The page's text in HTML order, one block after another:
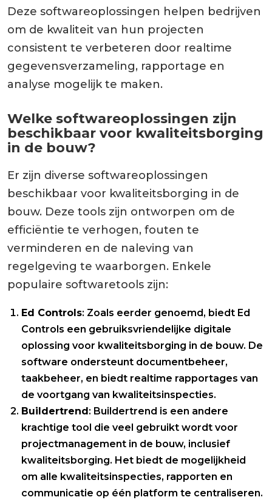
Deze softwareoplossingen helpen bedrijven
om de kwaliteit van hun projecten
consistent te verbeteren door realtime
gegevensverzameling, rapportage en
analyse mogelijk te maken.
Welke softwareoplossingen zijn
beschikbaar voor kwaliteitsborging
in de bouw?
Er zijn diverse softwareoplossingen
beschikbaar voor kwaliteitsborging in de
bouw. Deze tools zijn ontworpen om de
efficiëntie te verhogen, fouten te
verminderen en de naleving van
regelgeving te waarborgen. Enkele
populaire softwaretools zijn:
Ed Controls: Zoals eerder genoemd, biedt Ed
Controls een gebruiksvriendelijke digitale
oplossing voor kwaliteitsborging in de bouw. De
software ondersteunt documentbeheer,
taakbeheer, en biedt realtime rapportages van
de voortgang van kwaliteitsinspecties.
Buildertrend: Buildertrend is een andere
krachtige tool die veel gebruikt wordt voor
projectmanagement in de bouw, inclusief
kwaliteitsborging. Het biedt de mogelijkheid
om alle kwaliteitsinspecties, rapporten en
communicatie op één platform te centraliseren.